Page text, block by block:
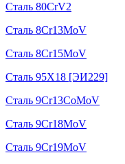
Сталь 80CrV2
Сталь 8Cr13MoV
Сталь 8Cr15MoV
Сталь 95Х18 [ЭИ229]
Сталь 9Cr13CoMoV
Сталь 9Cr18MoV
Сталь 9Cr19MoV